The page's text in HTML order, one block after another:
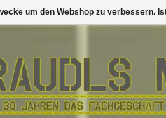
um den Webshop zu verbessern.